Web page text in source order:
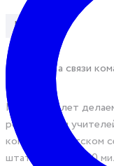
Middle
Привет! На связи
Мы уже 16 лет
родителей и
компаний в детском
штате и больше 10